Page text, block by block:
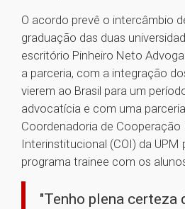
O acordo prevê o intercâmbio
graduação das duas
escritório Pinheiro Neto
a parceria, com a integração
vierem ao Brasil para um
advocatícia e com uma
Coordenadoria de Cooperação
Interinstitucional (COI) da UPM
programa trainee com os
"Tenho plena certeza